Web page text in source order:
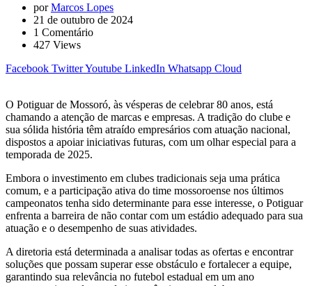
porMarcos Lopes
21 de outubro de 2024
1 Comentário
427 Views
Facebook TwitterYoutube LinkedIn Whatsapp Cloud
O Potiguar de Mossoró, às vésperas de celebrar 80 anos, está
chamando a atenção de marcas e empresas. A tradição do clube e
sua sólida história têm atraído empresários com atuação nacional,
dispostos a apoiar iniciativas futuras, com um olhar especial para a
temporada de 2025.
Embora o investimento em clubes tradicionais seja uma prática
comum, e a participação ativa do time mossoroense nos últimos
campeonatos tenha sido determinante para esse interesse, o Potiguar
enfrenta a barreira de não contar com um estádio adequado para sua
atuação e o desempenho de suas atividades.
A diretoria está determinada a analisar todas as ofertas e encontrar
soluções que possam superar esse obstáculo e fortalecer a equipe,
garantindo sua relevância no futebol estadual em um ano